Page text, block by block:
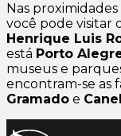
Nas
você pode visitar
Henrique Luis
está Porto
museus e
encontram-se as
Gramado e